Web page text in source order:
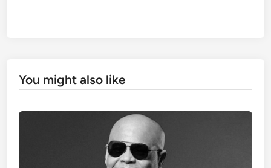
You might also like